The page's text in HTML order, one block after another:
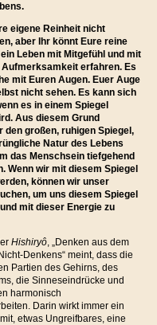
eigene Reinheit nicht
aber Ihr könnt Eure reine
Leben mit Mitgefühl und mit
erfahren. Es
mit Euren Augen. Euer Auge
nicht sehen. Es kann sich
es in einem Spiegel
Aus diesem Grund
den großen, ruhigen Spiegel,
Natur des Lebens
das Menschsein tiefgehend
Wenn wir mit diesem Spiegel
können wir unser
um uns diesem Spiegel
mit dieser Energie zu
Hishiryô, „Denken aus dem
Denkens“ meint, dass die
Partien des Gehirns, des
die Sinneseindrücke und
harmonisch
Darin wirkt immer ein
etwas Ungreifbares, eine